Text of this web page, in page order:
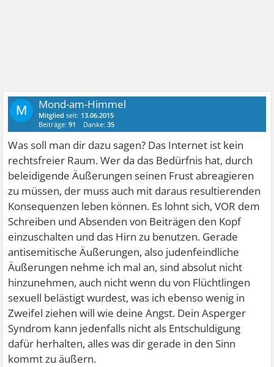
M Mond-am-Himmel
Mitglied seit: 13.06.2015
Beiträge:91 Danke:35
Was soll man dir dazu sagen? Das Internet ist kein
rechtsfreier Raum. Wer da das Bedürfnis hat, durch
beleidigende Äußerungen seinen Frust abreagieren
zu müssen, der muss auch mit daraus resultierenden
Konsequenzen leben können. Es lohnt sich, VOR dem
Schreiben und Absenden von Beiträgen den Kopf
einzuschalten und das Hirn zu benutzen. Gerade
antisemitische Äußerungen, also judenfeindliche
Äußerungen nehme ich mal an, sind absolut nicht
hinzunehmen, auch nicht wenn du von Flüchtlingen
sexuell belästigt wurdest, was ich ebenso wenig in
Zweifel ziehen will wie deine Angst. Dein Asperger
Syndrom kann jedenfalls nicht als Entschuldigung
dafür herhalten, alles was dir gerade in den Sinn
kommt zu äußern.